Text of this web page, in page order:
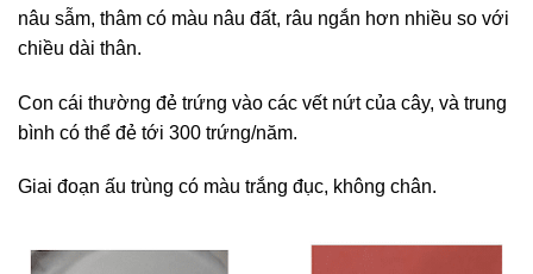
nâu sẫm, thâm có màu nâu đất, râu ngắn hơn nhiều so với
chiều dài thân.
Con cái thường đẻ trứng vào các vết nứt của cây, và trung
bình có thể đẻ tới 300 trứng/năm.
Giai đoạn ấu trùng có màu trắng đục, không chân.